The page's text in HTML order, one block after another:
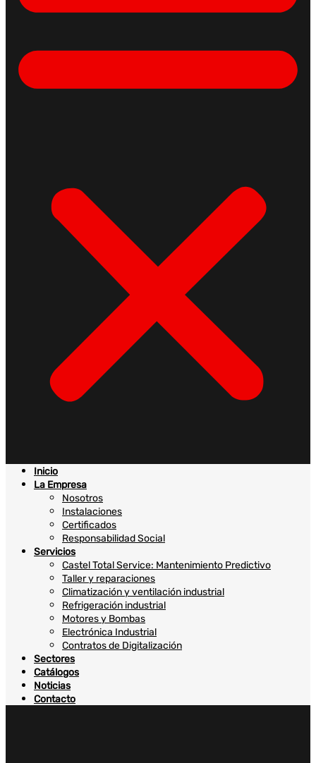
Inicio
La Empresa
Nosotros
Instalaciones
Certificados
Responsabilidad Social
Servicios
Castel Total Service: Mantenimiento Predictivo
Taller y reparaciones
Climatización y ventilación industrial
Refrigeración industrial
Motores y Bombas
Electrónica Industrial
Contratos de Digitalización
Sectores
Catálogos
Noticias
Contacto